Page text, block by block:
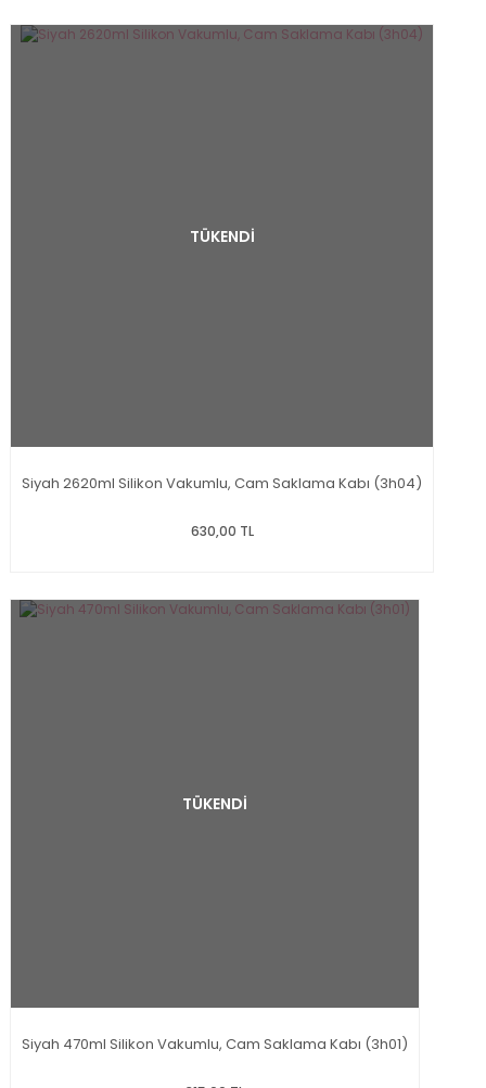
TÜKENDİ
Siyah 2620ml Silikon Vakumlu, Cam Saklama Kabı (3h04)
630,00 TL
TÜKENDİ
Siyah 470ml Silikon Vakumlu, Cam Saklama Kabı (3h01)